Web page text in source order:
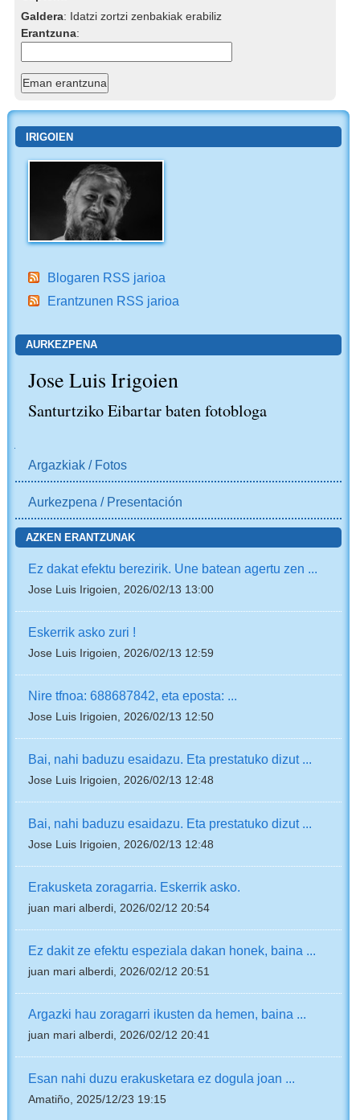
Galdera: Idatzi zortzi zenbakiak erabiliz
Erantzuna:
IRIGOIEN
Blogaren RSS jarioa
Erantzunen RSS jarioa
AURKEZPENA
Jose Luis Irigoien
Santurtziko Eibartar baten fotobloga
Argazkiak / Fotos
Aurkezpena / Presentación
AZKEN ERANTZUNAK
Ez dakat efektu berezirik. Une batean agertu zen ...
Jose Luis Irigoien, 2026/02/13 13:00
Eskerrik asko zuri !
Jose Luis Irigoien, 2026/02/13 12:59
Nire tfnoa: 688687842, eta eposta: ...
Jose Luis Irigoien, 2026/02/13 12:50
Bai, nahi baduzu esaidazu. Eta prestatuko dizut ...
Jose Luis Irigoien, 2026/02/13 12:48
Bai, nahi baduzu esaidazu. Eta prestatuko dizut ...
Jose Luis Irigoien, 2026/02/13 12:48
Erakusketa zoragarria. Eskerrik asko.
juan mari alberdi, 2026/02/12 20:54
Ez dakit ze efektu espeziala dakan honek, baina ...
juan mari alberdi, 2026/02/12 20:51
Argazki hau zoragarri ikusten da hemen, baina ...
juan mari alberdi, 2026/02/12 20:41
Esan nahi duzu erakusketara ez dogula joan ...
Amatiño, 2025/12/23 19:15